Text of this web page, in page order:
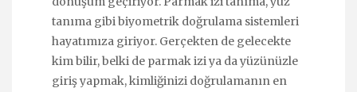
tanıma gibi biyometrik doğrulama sistemleri
hayatımıza giriyor. Gerçekten de gelecekte
kim bilir, belki de parmak izi ya da yüzünüzle
giriş yapmak, kimliğinizi doğrulamanın en